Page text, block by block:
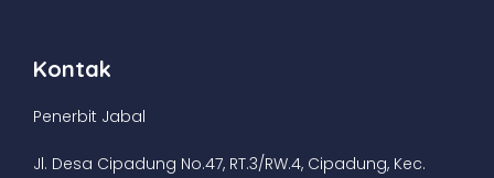
Kontak
Penerbit Jabal
Jl. Desa Cipadung No.47, RT.3/RW.4, Cipadung, Kec.